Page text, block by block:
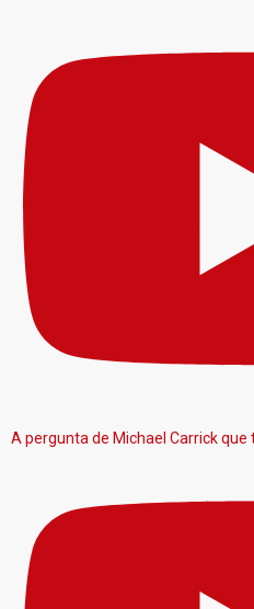
A pergunta de Michael Carrick